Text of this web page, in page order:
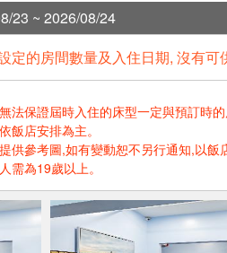
23 ~ 2026/08/24
定的房間數量及入住日期, 沒有
法保證屆時入住的床型一定與預訂時
飯店安排為主。
供參考圖,如有變動恕不另行通知,以飯
需為19歲以上。